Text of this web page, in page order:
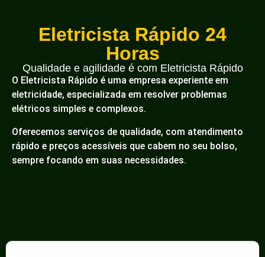
Eletricista Rápido 24
Horas
Qualidade e agilidade é com Eletricista Rápido
O Eletricista Rápido é uma empresa experiente em
eletricidade, especializada em resolver problemas
elétricos simples e complexos.
Oferecemos serviços de qualidade, com atendimento
rápido e preços acessíveis que cabem no seu bolso,
sempre focando em suas necessidades.